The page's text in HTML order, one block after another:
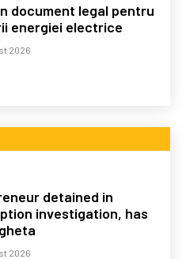
document legal pentru
energiei electrice
2026
detained in
investigation, has
2026